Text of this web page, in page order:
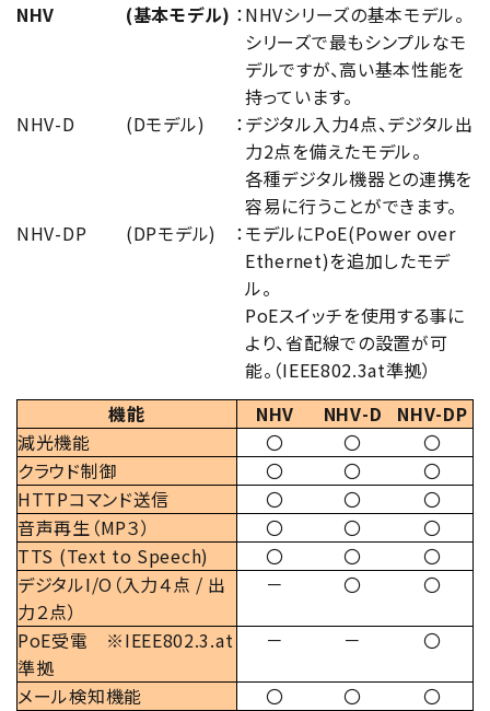
NHV (基本モデル) ：NHVシリーズの基本モデル。
シリーズで最もシンプルなモ
デルですが、高い基本性能を
持っています。
NHV-D
(Dモデル) ：デジタル入力4点、デジタル出
力2点を備えたモデル。
各種デジタル機器との連携を
容易に行うことができます。
NHV-DP
(DPモデル) ：モデルにPoE(Power over
Ethernet)を追加したモデ
ル。
PoEスイッチを使用する事に
より、省配線での設置が可
能。（IEEE802.3at準拠）
機能
NHV NHV-D
NHV-DP
減光機能
〇 〇
〇
クラウド制御
〇 〇
〇
HTTPコマンド送信
〇 〇
〇
音声再生（MP３）
〇 〇
〇
TTS (Text to Speech)
〇 〇
〇
デジタルI/O（入力４点 / 出
力２点）
－ 〇 〇
PoE受電 ※IEEE802.3.at
準拠
－ － 〇
メール検知機能 〇 〇 〇